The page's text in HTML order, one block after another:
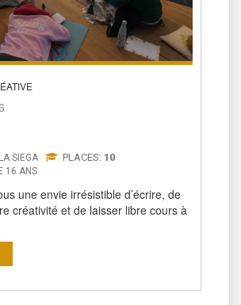
SIEGA PLACES: 10
16 ANS
une envie irrésistible d’écrire, de
créativité et de laisser libre cours à